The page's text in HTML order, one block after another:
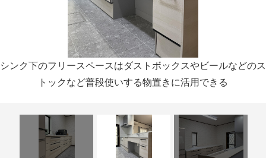
シンク下のフリースペースはダストボックスやビールなどのス
トックなど普段使いする物置きに活用できる